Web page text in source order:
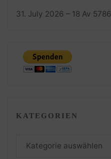
31. July 2026 – 18 Av 5786
KATEGORIEN